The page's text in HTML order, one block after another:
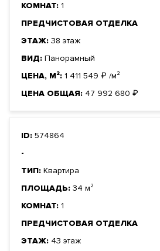
КОМНАТ: 1
ПРЕДЧИСТОВАЯ ОТДЕЛКА
ЭТАЖ: 38 этаж
ВИД: Панорамный
ЦЕНА, М²: 1 411 549 ₽ /м²
ЦЕНА ОБЩАЯ: 47 992 680 ₽
ID: 574864
-
ТИП: Квартира
ПЛОЩАДЬ: 34 м²
КОМНАТ: 1
ПРЕДЧИСТОВАЯ ОТДЕЛКА
ЭТАЖ: 43 этаж